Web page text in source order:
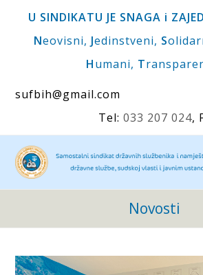
U SINDIKATU JE SNAGA i
Neovisni, Jedinstveni, S
Humani, T
sufbih@gmail.com
Tel: 033 207 024,
Novosti